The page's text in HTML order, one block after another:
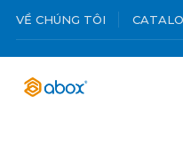
VỀ CHÚNG TÔI